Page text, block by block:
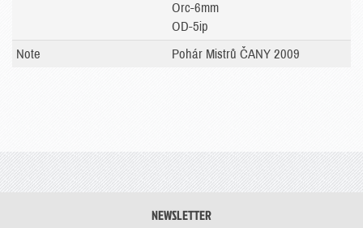
Orc-6mm
OD-5ip
Note
Pohár Mistrů ČANY 2009
NEWSLETTER